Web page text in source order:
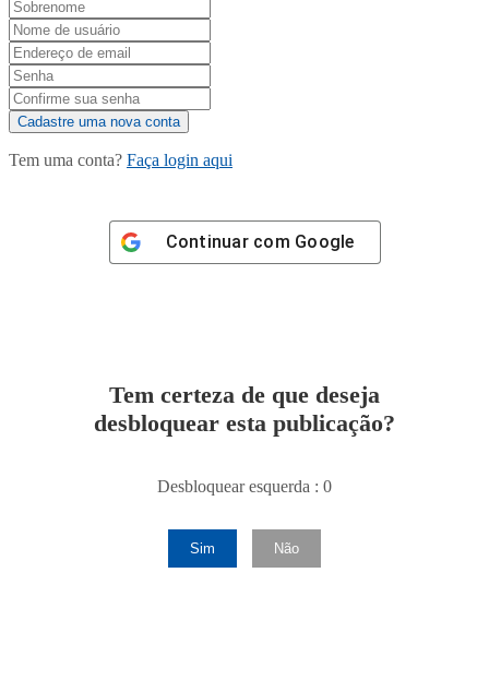
Tem uma conta? Faça login aqui
Continuar com Google
Tem certeza de que deseja
desbloquear esta publicação?
Desbloquear esquerda : 0
Sim Não